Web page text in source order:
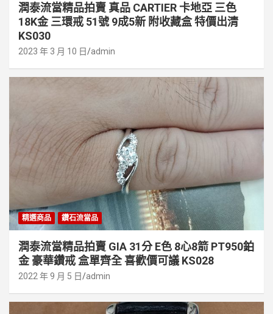
潤泰流當精品拍賣 真品 CARTIER 卡地亞 三色
18K金 三環戒 51號 9成5新 附收藏盒 特價出清
KS030
2023 年 3 月 10 日 admin
精選商品 鑽石流當品
潤泰流當精品拍賣 GIA 31分 E色 8心8箭 PT950鉑
金 豪華鑽戒 盒單齊全 喜歡價可議 KS028
2022 年 9 月 5 日 admin